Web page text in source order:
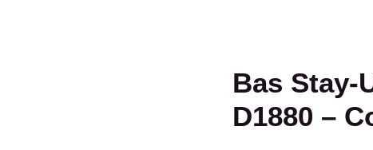
Bas Stay-
D1880 –